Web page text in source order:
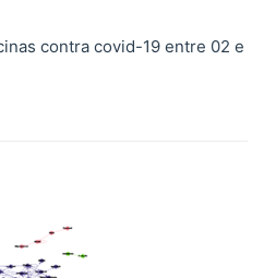
contra covid-19 entre 02 e